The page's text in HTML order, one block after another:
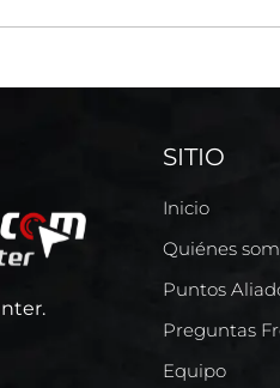
SITIO
Inicio
Quiénes
Puntos
Preguntas
Equipo